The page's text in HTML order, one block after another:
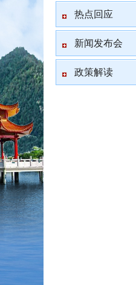
热点回应
新闻发布会
政策解读